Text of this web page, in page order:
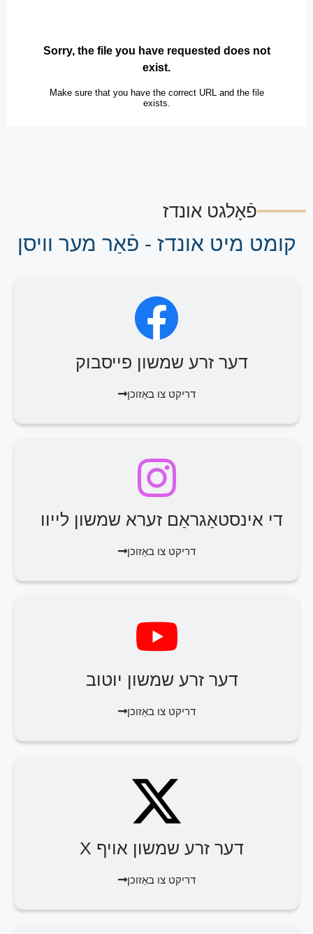
פֿאָלגט אונדז
קומט מיט אונדז - פֿאַר מער וויסן
דער זרע שמשון פייסבוק
דריקט צו באַזוכן
די אינסטאַגראַם זערא שמשון לייוו
דריקט צו באַזוכן
דער זרע שמשון יוטוב
דריקט צו באַזוכן
דער זרע שמשון אויף X
דריקט צו באַזוכן